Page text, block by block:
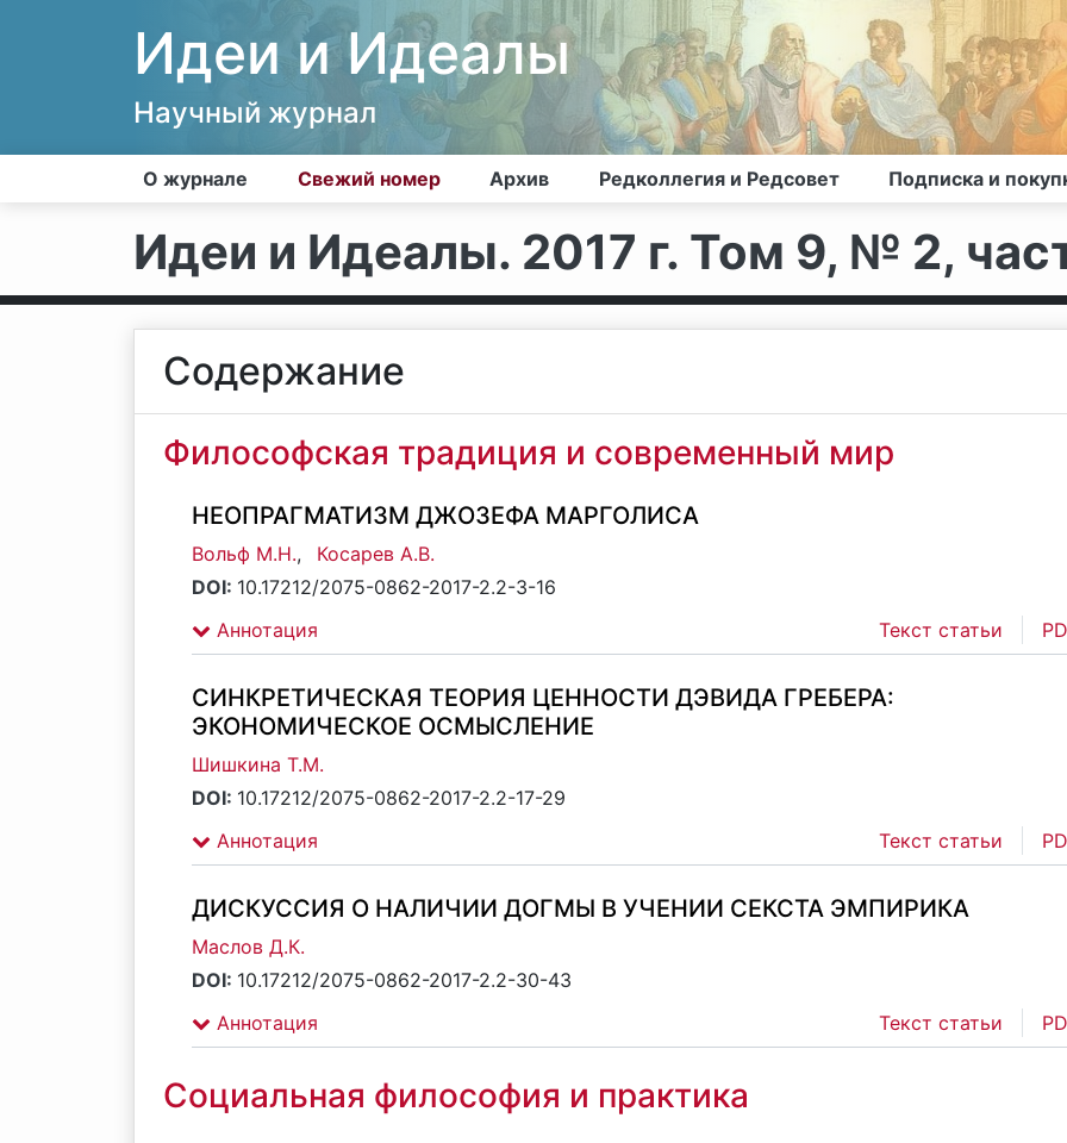
Идеи и Идеалы
Научный журнал
О журнале Свежий номер Архив Редколлегия и Редсовет Подписка и
Идеи и Идеалы. 2017 г. Том 9, № 2,
Содержание
Философская традиция и современный мир
НЕОПРАГМАТИЗМ ДЖОЗЕФА МАРГОЛИСА
Вольф М.Н.,
Косарев А.В.
DOI: 10.17212/2075-0862-2017-2.2-3-16
Аннотация
Текст статьи
СИНКРЕТИЧЕСКАЯ ТЕОРИЯ ЦЕННОСТИ ДЭВИДА ГРЕБЕРА:
ЭКОНОМИЧЕСКОЕ ОСМЫСЛЕНИЕ
Шишкина Т.М.
DOI: 10.17212/2075-0862-2017-2.2-17-29
Аннотация
Текст статьи
ДИСКУССИЯ О НАЛИЧИИ ДОГМЫ В УЧЕНИИ СЕКСТА ЭМПИРИКА
Маслов Д.К.
DOI: 10.17212/2075-0862-2017-2.2-30-43
Аннотация
Текст статьи
Социальная философия и практика